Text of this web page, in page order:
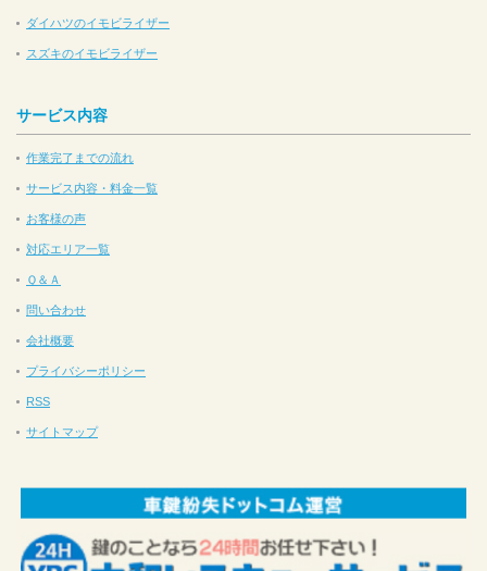
ダイハツのイモビライザー
スズキのイモビライザー
サービス内容
作業完了までの流れ
サービス内容・料金一覧
お客様の声
対応エリア一覧
Ｑ＆Ａ
問い合わせ
会社概要
プライバシーポリシー
RSS
サイトマップ